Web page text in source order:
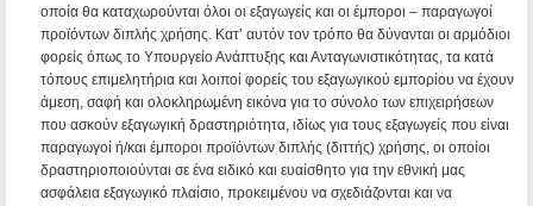
οποία θα καταχωρούνται όλοι οι εξαγωγείς και οι έμποροι – παραγωγοί
προϊόντων διπλής χρήσης. Κατ’ αυτόν τον τρόπο θα δύνανται οι αρμόδιοι
φορείς όπως το Υπουργείο Ανάπτυξης και Ανταγωνιστικότητας, τα κατά
τόπους επιμελητήρια και λοιποί φορείς του εξαγωγικού εμπορίου να έχουν
άμεση, σαφή και ολοκληρωμένη εικόνα για το σύνολο των επιχειρήσεων
που ασκούν εξαγωγική δραστηριότητα, ιδίως για τους εξαγωγείς που είναι
παραγωγοί ή/και έμποροι προϊόντων διπλής (διττής) χρήσης, οι οποίοι
δραστηριοποιούνται σε ένα ειδικό και ευαίσθητο για την εθνική μας
ασφάλεια εξαγωγικό πλαίσιο, προκειμένου να σχεδιάζονται και να